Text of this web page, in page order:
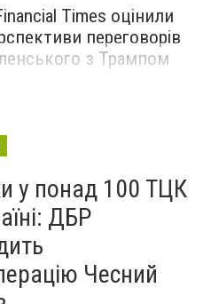
Times оцінили
переговорів
з Трампом
у понад 100 ТЦК
ДБР
Чесний